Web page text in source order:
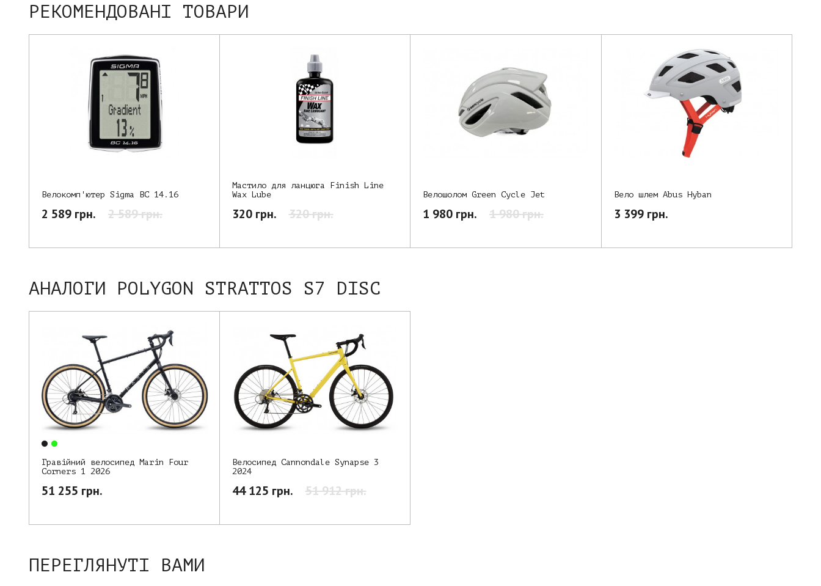
РЕКОМЕНДОВАНІ ТОВАРИ
Велокомп'ютер Sigma BC 14.16
2 589 грн. 2 589 грн.
Мастило для ланцюга Finish Line
Wax Lube
320 грн. 320 грн.
Велошолом Green Cycle Jet
1 980 грн. 1 980 грн.
Вело шлем Abus Hyban
3 399 грн.
АНАЛОГИ POLYGON STRATTOS S7 DISC
Гравійний велосипед Marin Four
Corners 1 2026
51 255 грн.
Велосипед Cannondale Synapse 3
2024
44 125 грн. 51 912 грн.
ПЕРЕГЛЯНУТІ ВАМИ